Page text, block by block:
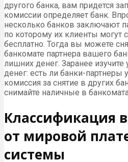
другого банка, вам придется
комиссии определяет банк.
несколько банков заключают
по которому их клиенты могут
бесплатно. Тогда вы можете
банкомате партнера вашего
лишних денег. Заранее изучите
денег: есть ли банки-партнеры
комиссия за снятие в других
снимайте наличные в
Классификация
от мировой
системы